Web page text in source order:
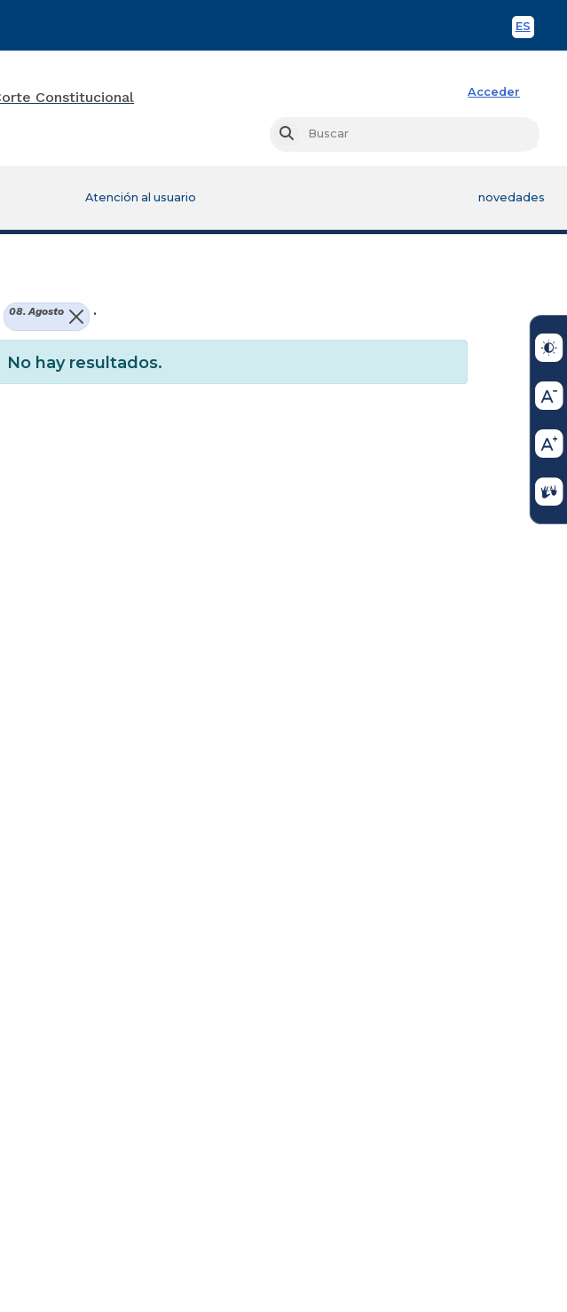
ES
Acceder
Buscar
Atención al usuario novedades
08. Agosto .
No hay resultados.